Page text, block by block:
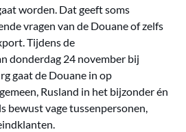
worden. Dat geeft soms
vragen van de Douane of zelfs
Tijdens de
donderdag 24 november bij
gaat de Douane in op
Rusland in het bijzonder én
bewust vage tussenpersonen,